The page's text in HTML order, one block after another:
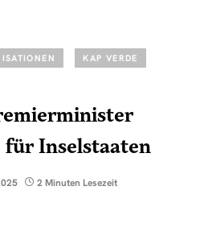
KAP VERDE
Inselstaaten
2 Minuten Lesezeit